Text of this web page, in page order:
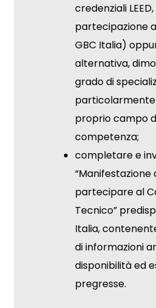
credenziali
partecipazione
GBC Italia)
alternativa,
grado di
proprio campo
competenza;
completare e
“Manifestazione
partecipare al
Tecnico”
Italia,
di informazioni
disponibilità ed
pregresse.